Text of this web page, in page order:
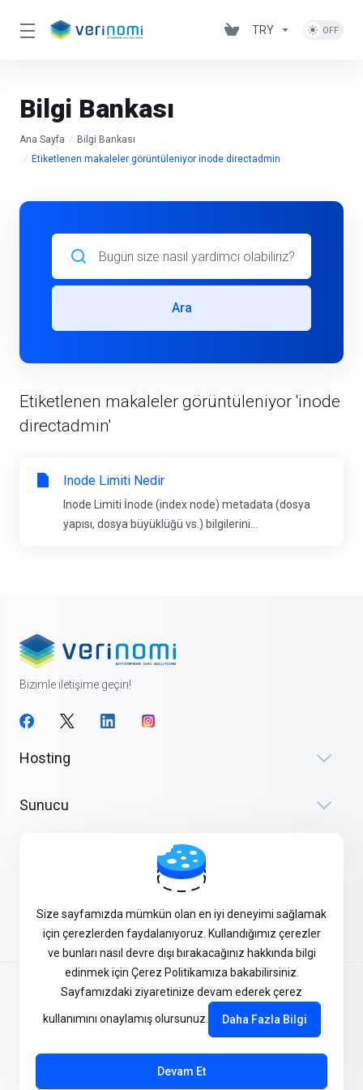
TRY
Bilgi Bankası
Ana Sayfa
Bilgi Bankası
Etiketlenen makaleler görüntüleniyor inode directadmin
Ara
Etiketlenen makaleler görüntüleniyor 'inode
directadmin'
Inode Limiti Nedir
Inode Limiti İnode (index node) metadata (dosya
yapısı, dosya büyüklüğü vs.) bilgilerini...
Bizimle iletişime geçin!
Hosting
Sunucu
Kullanıcı Sözleşmeleri
Gizlilik Politikası
Size sayfamızda mümkün olan en iyi deneyimi sağlamak
için çerezlerden faydalanıyoruz. Kullandığımız çerezler
ve bunları nasıl devre dışı bırakacağınız hakkında bilgi
edinmek için Çerez Politikamıza bakabilirsiniz.
Sayfamızdaki ziyaretinize devam ederek çerez
kullanımını onaylamış olursunuz. Daha Fazla Bilgi
Devam Et